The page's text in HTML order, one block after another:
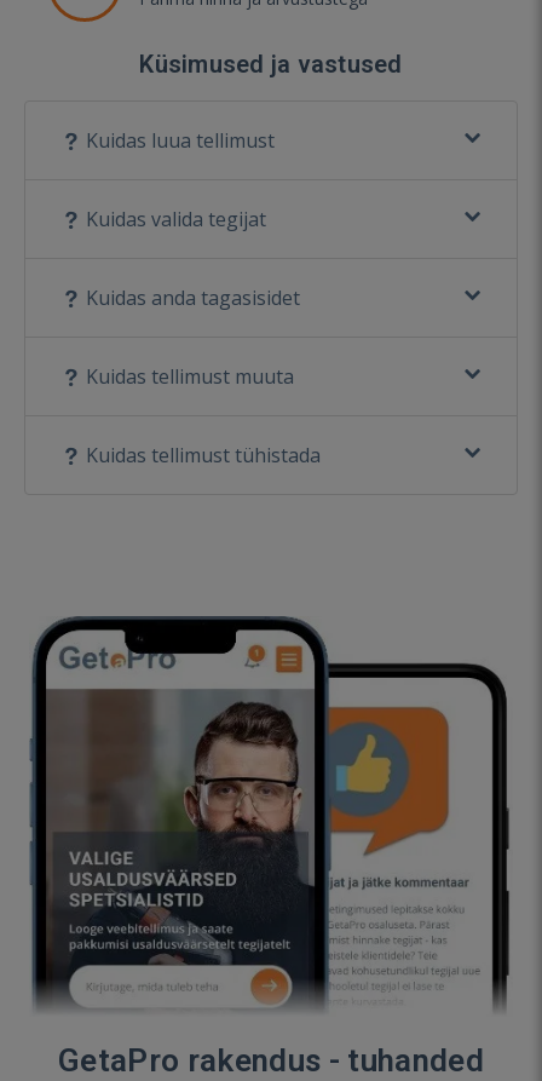
Küsimused ja vastused
Kuidas luua tellimust
Kuidas valida tegijat
Kuidas anda tagasisidet
Kuidas tellimust muuta
Kuidas tellimust tühistada
GetaPro rakendus - tuhanded